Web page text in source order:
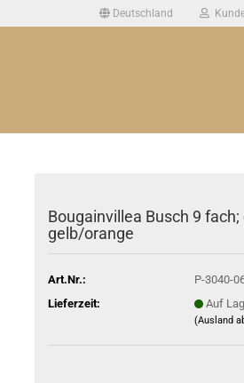
Deutschland
Bougainvillea Busch 9 fach;
gelb/orange
Art.Nr.:
P-3040-
Lieferzeit:
Auf
(Ausland